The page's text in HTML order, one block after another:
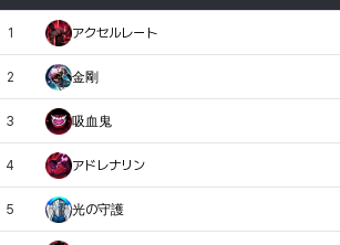
1 アクセルレート
2 金剛
3 吸血鬼
4 アドレナリン
5 光の守護